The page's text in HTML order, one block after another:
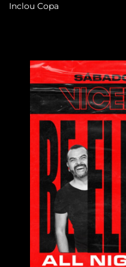
Inclou Copa